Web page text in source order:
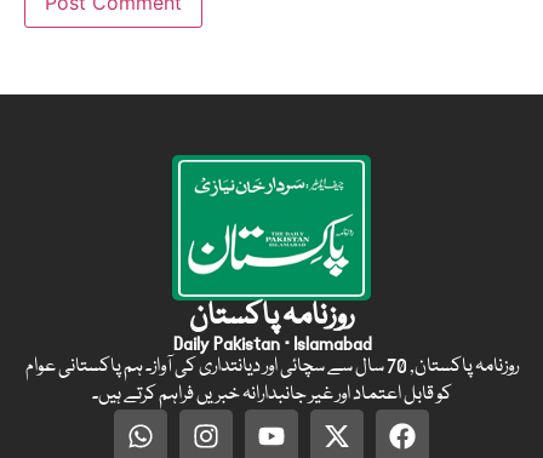
روزنامہ پاکستان
Daily Pakistan · Islamabad
روزنامہ پاکستان, 70 سال سے سچائی اور دیانتداری کی آواز۔ ہم پاکستانی عوام
کو قابل اعتماد اور غیر جانبدارانہ خبریں فراہم کرتے ہیں۔